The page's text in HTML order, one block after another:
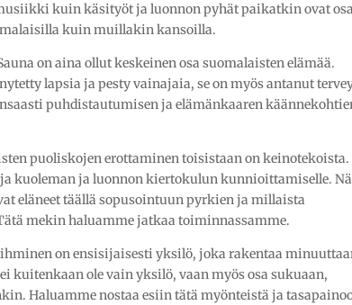
kuin käsityöt ja luonnon pyhät paikatkin ovat
kuin muillakin kansoilla.
on aina ollut keskeinen osa suomalaisten elämää.
lapsia ja pesty vainajaia, se on myös antanut
puhdistautumisen ja elämänkaaren
puoliskojen erottaminen toisistaan on keinotekoista.
kuoleman ja luonnon kiertokulun kunnioittamiselle.
eläneet täällä sopusointuun pyrkien ja millaista
mekin haluamme jatkaa toiminnassamme.
on ensisijaisesti yksilö, joka rakentaa
ole vain yksilö, vaan myös osa sukuaan,
Haluamme nostaa esiin tätä myönteistä ja